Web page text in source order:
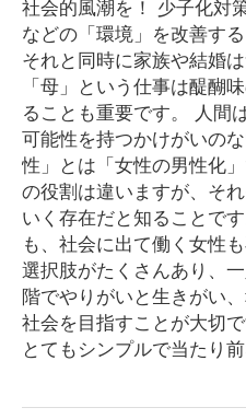
社会的風潮を！ 少子化対
などの「環境」を改善す
それと同時に家族や結婚
「母」という仕事は醍醐
ることも重要です。 人間
可能性を持つかけがいの
性」とは「女性の男性化
の役割は違いますが、そ
いく存在だと知ることで
も、社会に出て働く女性
選択肢がたくさんあり、
階でやりがいと生きがい
社会を目指すことが大切
とてもシンプルで当たり